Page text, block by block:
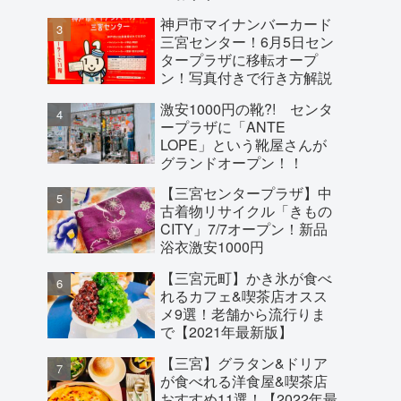
神戸市マイナンバーカード
三宮センター！6月5日セン
タープラザに移転オープ
ン！写真付きで行き方解説
激安1000円の靴?! センタ
ープラザに「ANTE
LOPE」という靴屋さんが
グランドオープン！！
【三宮センタープラザ】中
古着物リサイクル「きもの
CITY」7/7オープン！新品
浴衣激安1000円
【三宮元町】かき氷が食べ
れるカフェ&喫茶店オスス
メ9選！老舗から流行りま
で【2021年最新版】
【三宮】グラタン&ドリア
が食べれる洋食屋&喫茶店